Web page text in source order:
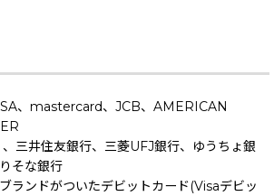
、mastercard、JCB、AMERICAN
、三井住友銀行、三菱UFJ銀行、ゆうちょ銀
そな銀行
ブランドがついたデビットカード(Visaデビッ